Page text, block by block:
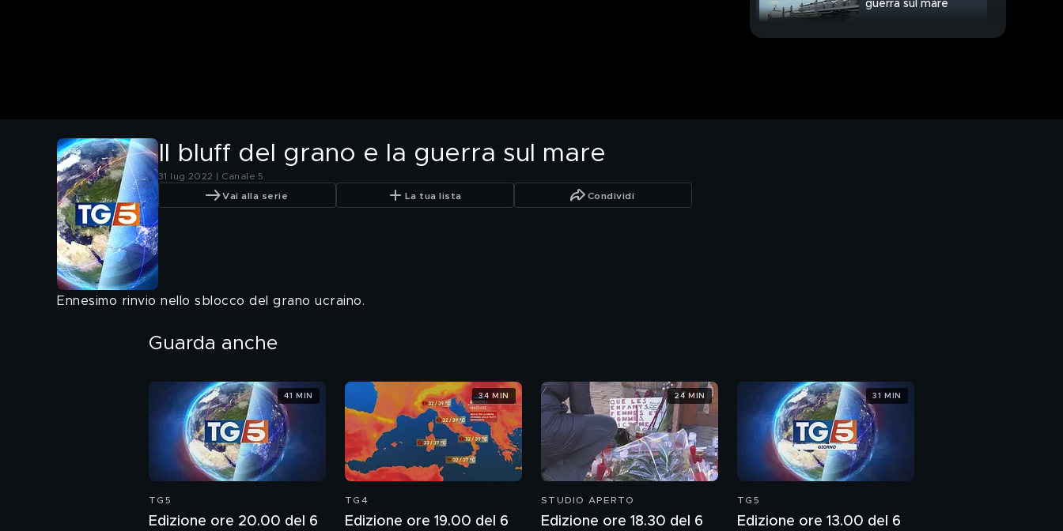
guerra sul mare
Il bluff del grano e la guerra sul mare
31 lug 2022 | Canale 5
Vai alla serie La tua lista Condividi
Ennesimo rinvio nello sblocco del grano ucraino.
Guarda anche
TG5
Edizione ore 20.00 del 6
41 MIN
TG4
Edizione ore 19.00 del 6
34 MIN
STUDIO APERTO
Edizione ore 18.30 del 6
24 MIN
TG5
Edizione ore 13.00 del 6
31 MIN